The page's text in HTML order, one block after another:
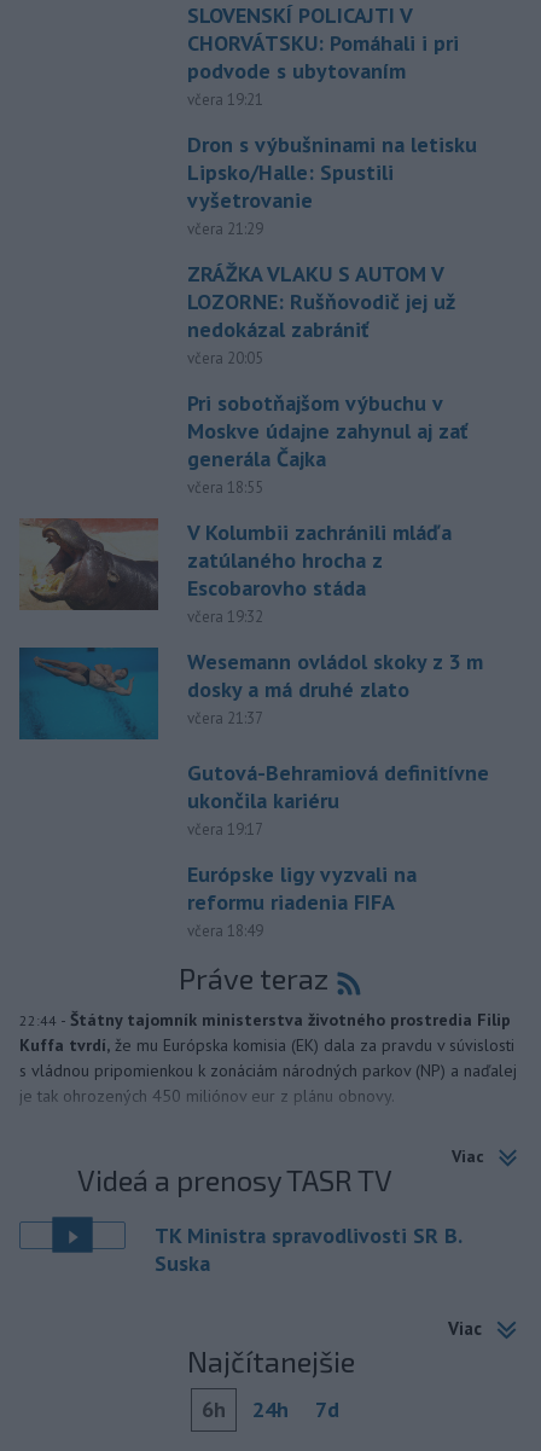
SLOVENSKÍ POLICAJTI V
CHORVÁTSKU: Pomáhali i pri
podvode s ubytovaním
včera 19:21
Dron s výbušninami na letisku
Lipsko/Halle: Spustili
vyšetrovanie
včera 21:29
ZRÁŽKA VLAKU S AUTOM V
LOZORNE: Rušňovodič jej už
nedokázal zabrániť
včera 20:05
Pri sobotňajšom výbuchu v
Moskve údajne zahynul aj zať
generála Čajka
včera 18:55
V Kolumbii zachránili mláďa
zatúlaného hrocha z
Escobarovho stáda
včera 19:32
Wesemann ovládol skoky z 3 m
dosky a má druhé zlato
včera 21:37
Gutová-Behramiová definitívne
ukončila kariéru
včera 19:17
Európske ligy vyzvali na
reformu riadenia FIFA
včera 18:49
Práve teraz
22:44 - Štátny tajomník ministerstva životného prostredia Filip
Kuffa tvrdí, že mu Európska komisia (EK) dala za pravdu v súvislosti
s vládnou pripomienkou k zonáciám národných parkov (NP) a naďalej
je tak ohrozených 450 miliónov eur z plánu obnovy.
Viac
Videá a prenosy TASR TV
TK Ministra spravodlivosti SR B.
Suska
Viac
Najčítanejšie
6h 24h 7d